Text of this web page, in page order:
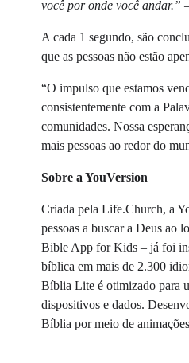
você por onde você andar.”
A cada 1 segundo, são
que as pessoas não estão
“O impulso que estamos
consistentemente com a
comunidades. Nossa
mais pessoas ao redor do
Sobre a YouVersion
Criada pela Life.Church, a
pessoas a buscar a Deus
Bible App for Kids – já foi
bíblica em mais de 2.300
Bíblia Lite é otimizado para
dispositivos e dados.
Bíblia por meio de